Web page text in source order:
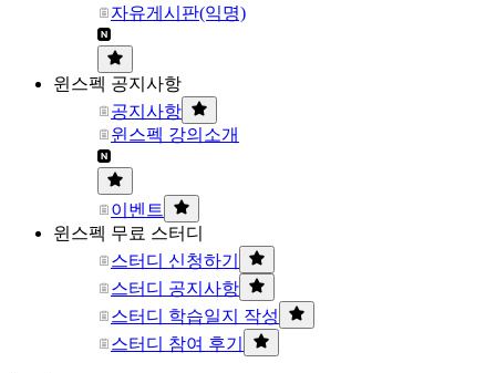
자유게시판(익명)
윈스펙 공지사항
공지사항
윈스펙 강의소개
이벤트
윈스펙 무료 스터디
스터디 신청하기
스터디 공지사항
스터디 학습일지 작성
스터디 참여 후기